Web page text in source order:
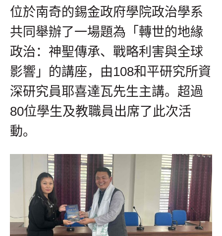
位於南奇的錫金政府學院政治學系
共同舉辦了一場題為「轉世的地緣
政治：神聖傳承、戰略利害與全球
影響」的講座，由108和平研究所資
深研究員耶喜達瓦先生主講。超過
80位學生及教職員出席了此次活
動。